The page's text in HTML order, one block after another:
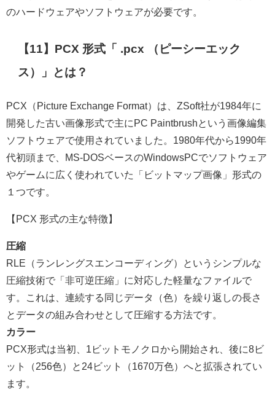
のハードウェアやソフトウェアが必要です。
【11】PCX 形式「 .pcx
（ピーシーエック
ス）
」とは？
PCX（Picture Exchange Format）は、ZSoft社が1984年に
開発した古い画像形式で主にPC Paintbrushという画像編集
ソフトウェアで使用されていました。1980年代から1990年
代初頭まで、MS-DOSベースのWindowsPCでソフトウェア
やゲームに広く使われていた「ビットマップ画像」形式の
１つです。
【PCX 形式の主な特徴】
圧縮
RLE（ランレングスエンコーディング）というシンプルな
圧縮技術で「非可逆圧縮」に対応した軽量なファイルで
す。これは、連続する同じデータ（色）を繰り返しの長さ
とデータの組み合わせとして圧縮する方法です。
カラー
PCX形式は当初、1ビットモノクロから開始され、後に8ビ
ット（256色）と24ビット（1670万色）へと拡張されてい
ます。